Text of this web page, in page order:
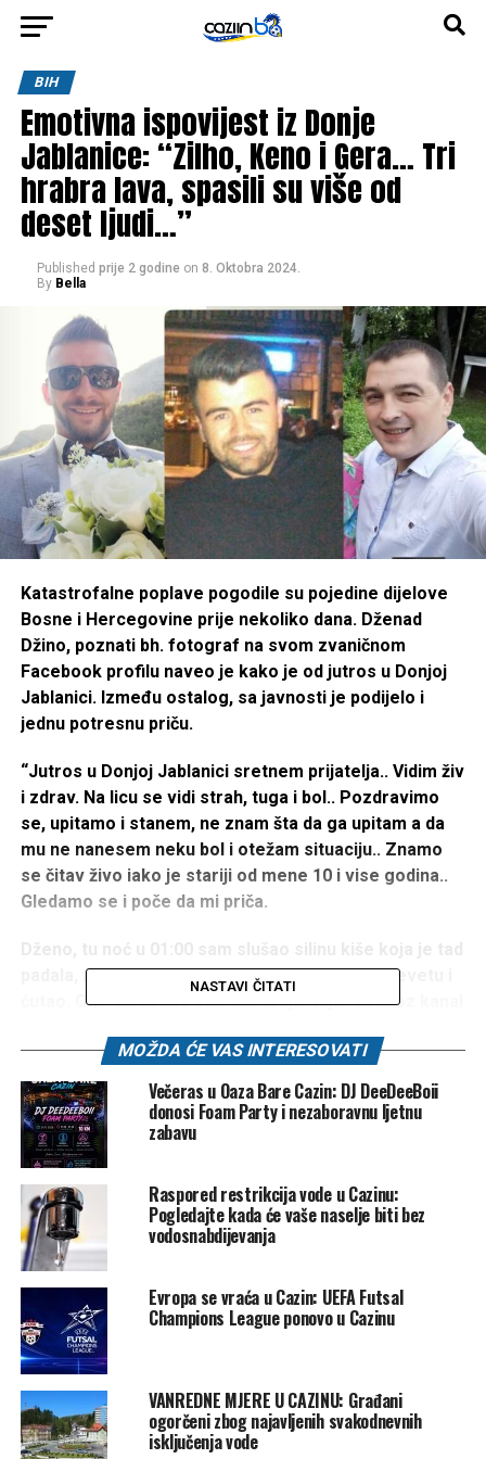
BIH
Emotivna ispovijest iz Donje
Jablanice: “Zilho, Keno i Gera… Tri
hrabra lava, spasili su više od
deset ljudi…”
Published prije 2 godine on 8. Oktobra 2024.
By Bella
Katastrofalne poplave pogodile su pojedine dijelove
Bosne i Hercegovine prije nekoliko dana. Dženad
Džino, poznati bh. fotograf na svom zvaničnom
Facebook profilu naveo je kako je od jutros u Donjoj
Jablanici. Između ostalog, sa javnosti je podijelo i
jednu potresnu priču.
“Jutros u Donjoj Jablanici sretnem prijatelja.. Vidim živ
i zdrav. Na licu se vidi strah, tuga i bol.. Pozdravimo
se, upitamo i stanem, ne znam šta da ga upitam a da
mu ne nanesem neku bol i otežam situaciju.. Znamo
se čitav živo iako je stariji od mene 10 i vise godina..
Gledamo se i poče da mi priča.
padala, nisam mogao zaspati sjedio sam na krevetu i
ćutao. Oko 02:00 čuo sam kamenje koje ide kroz kanal
nisam obraćao pažnju puno na to. Nakon deset minuta
začuo se ogroman turanj”,
naveo je.
NASTAVI ČITATI
MOŽDA ĆE VAS INTERESOVATI
Večeras u Oaza Bare Cazin: DJ DeeDeeBoii
donosi Foam Party i nezaboravnu ljetnu
zabavu
Raspored restrikcija vode u Cazinu:
Pogledajte kada će vaše naselje biti bez
vodosnabdijevanja
Evropa se vraća u Cazin: UEFA Futsal
Champions League ponovo u Cazinu
VANREDNE MJERE U CAZINU: Građani
ogorčeni zbog najavljenih svakodnevnih
isključenja vode